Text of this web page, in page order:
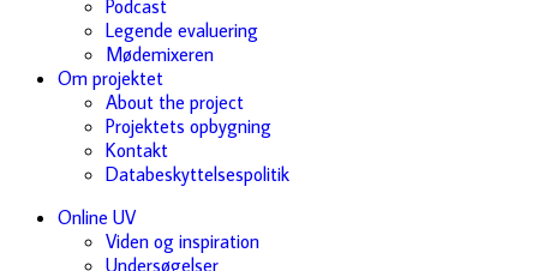
Podcast
Legende evaluering
Mødemixeren
Om projektet
About the project
Projektets opbygning
Kontakt
Databeskyttelsespolitik
Online UV
Viden og inspiration
Undersøgelser